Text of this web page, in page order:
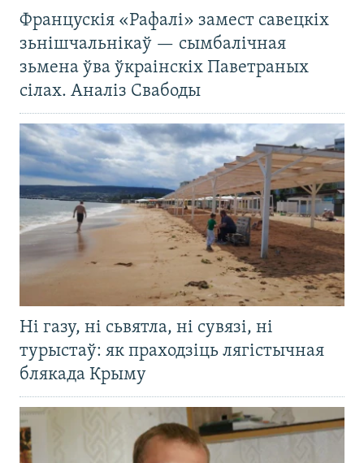
Францускія «Рафалі» замест савецкіх
зьнішчальнікаў — сымбалічная
зьмена ўва ўкраінскіх Паветраных
сілах. Аналіз Свабоды
Ні газу, ні сьвятла, ні сувязі, ні
турыстаў: як праходзіць лягістычная
блякада Крыму